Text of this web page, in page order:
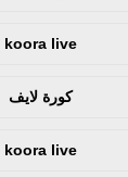
koora live
كورة لايف
koora live